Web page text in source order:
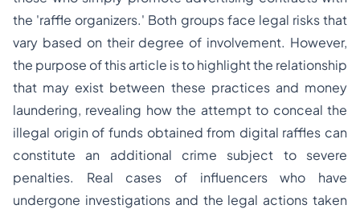
the 'raffle organizers.' Both groups face legal risks that
vary based on their degree of involvement. However,
the purpose of this article is to highlight the relationship
that may exist between these practices and money
laundering, revealing how the attempt to conceal the
illegal origin of funds obtained from digital raffles can
constitute an additional crime subject to severe
penalties. Real cases of influencers who have
undergone investigations and the legal actions taken